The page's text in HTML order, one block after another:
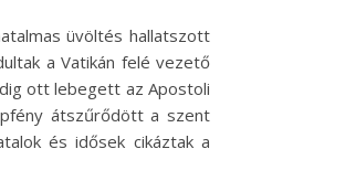
üvöltés hallatszott
a Vatikán felé vezető
ott lebegett az Apostoli
átszűrődött a szent
és idősek cikáztak a